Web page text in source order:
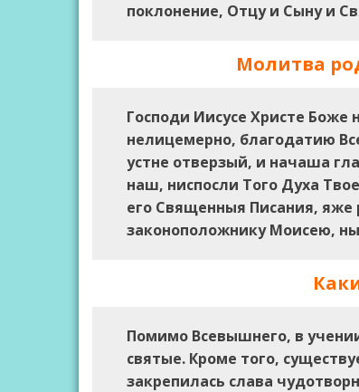
поклонение, Отцу и Сыну и
Молитва
Господи Иисусе Христе Боже
нелицемерно, благодатию
устне отверзый, и начаша
наш, ниспосли Того Духа
его Священныя Писания, яже
законоположнику Моисею,
Помимо Всевышнего, в
святые. Кроме того,
закрепилась слава